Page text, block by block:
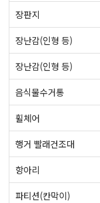
장판지
장난감(인형 등)
장난감(인형 등)
음식물수거통
휠체어
행거 빨래건조대
항아리
파티션(칸막이)